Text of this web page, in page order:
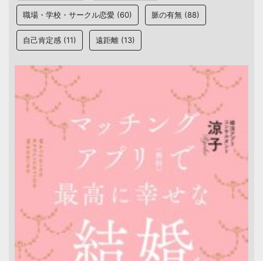
職場・学校・サークル恋愛 (60) 脈の有無 (88)
自己肯定感 (11) 遠距離 (13)